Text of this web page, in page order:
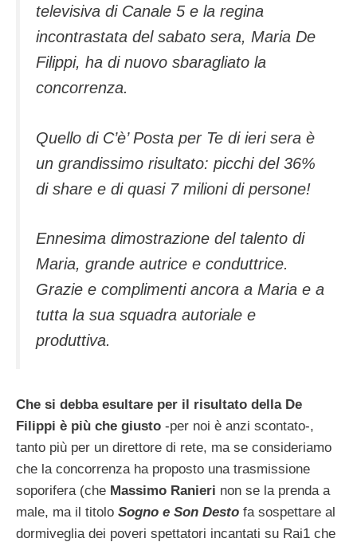
televisiva di Canale 5 e la regina
incontrastata del sabato sera, Maria De
Filippi, ha di nuovo sbaragliato la
concorrenza.
Quello di C’è’ Posta per Te di ieri sera è
un grandissimo risultato: picchi del 36%
di share e di quasi 7 milioni di persone!
Ennesima dimostrazione del talento di
Maria, grande autrice e conduttrice.
Grazie e complimenti ancora a Maria e a
tutta la sua squadra autoriale e
produttiva.
Che si debba esultare per il risultato della De
Filippi è più che giusto -per noi è anzi scontato-,
tanto più per un direttore di rete, ma se consideriamo
che la concorrenza ha proposto una trasmissione
soporifera (che Massimo Ranieri non se la prenda a
male, ma il titolo Sogno e Son Desto fa sospettare al
dormiveglia dei poveri spettatori incantati su Rai1 che